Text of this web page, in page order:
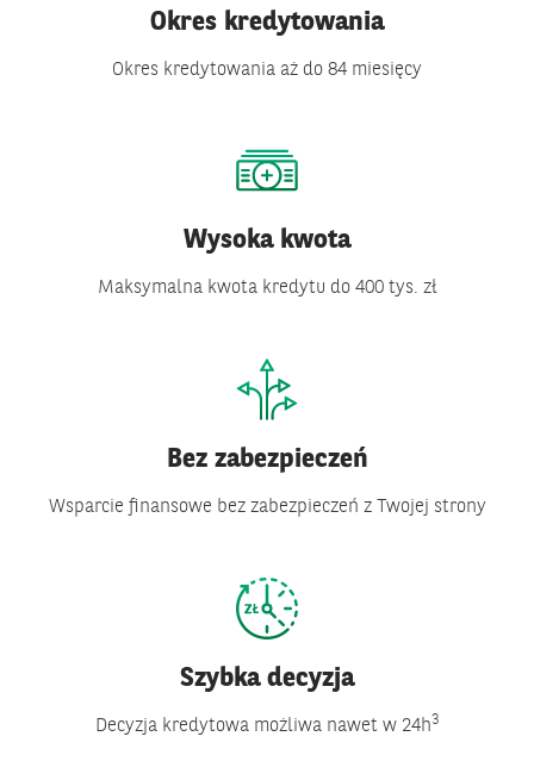
Okres kredytowania
Okres kredytowania aż do 84 miesięcy
Wysoka kwota
Maksymalna kwota kredytu do 400 tys. zł
Bez zabezpieczeń
Wsparcie finansowe bez zabezpieczeń z Twojej strony
Szybka decyzja
Decyzja kredytowa możliwa nawet w 24h3